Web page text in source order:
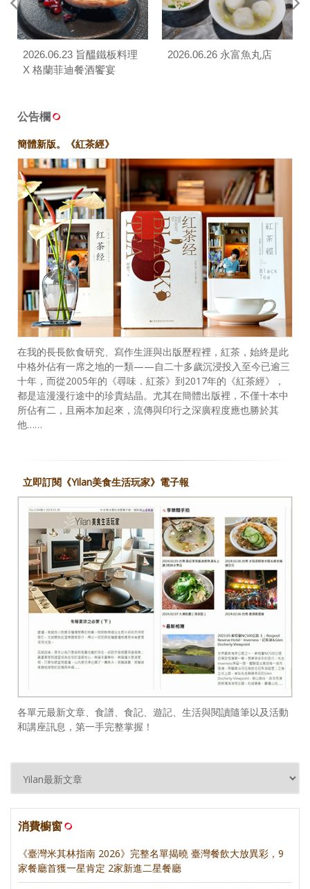
2026.06.23 旨醞鐵板料理
X 格蘭菲迪餐酒饗宴
2026.06.26 永富魚丸店
公告欄
簡體新版。《紅茶經》
在我的長長飲食研究、寫作生涯與出版歷程裡，紅茶，始終是此
中格外佔有一席之地的一類——自二十多歲沉浸投入至今已逾三
十年，而從2005年的《尋味．紅茶》到2017年的《紅茶經》，
都是這漫漫行途中的珍貴結晶。尤其在簡體出版裡，不僅十本中
所佔有二，且兩本加起來，流傳與印行之深廣程度應也勝於其
他……
立即訂閱《Yilan美食生活玩家》電子報
各單元最新文章、食譜、食記、遊記、生活與閱讀隨筆以及活動
和講座訊息，第一手完整掌握！
消費櫥窗
《臺灣米其林指南 2026》完整名單揭曉 臺灣餐飲大放異彩，9
家餐廳首獲一星肯定 2家新進二星餐廳